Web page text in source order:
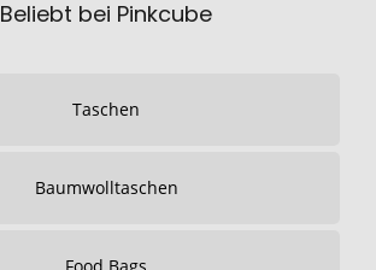
Beliebt bei Pinkcube
Taschen
Baumwolltaschen